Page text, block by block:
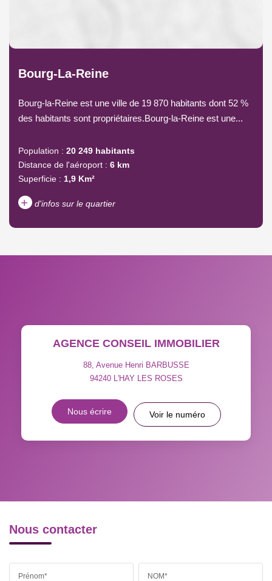
Bourg-La-Reine
Bourg-la-Reine est une ville de 19 870 habitants dont 52 %
des habitants sont propriétaires.Bourg-la-Reine est une...
Population : 20 249 habitants
Distance de l'aéroport : 6 km
Superficie : 1,9 Km²
+ d'infos sur le quartier
TAXE FONCIÈRE
PART DES MÉNAGES SANS
VOITURE
RÉSULTATS DES LYCÉES ECOLES ET CRÈCHES
AGENCE CONSEIL IMMOBILIER
88, Avenue Henri BARBUSSE
94240 L'HAY LES ROSES
Nous écrire Voir le numéro
Nous contacter
Prénom* NOM*